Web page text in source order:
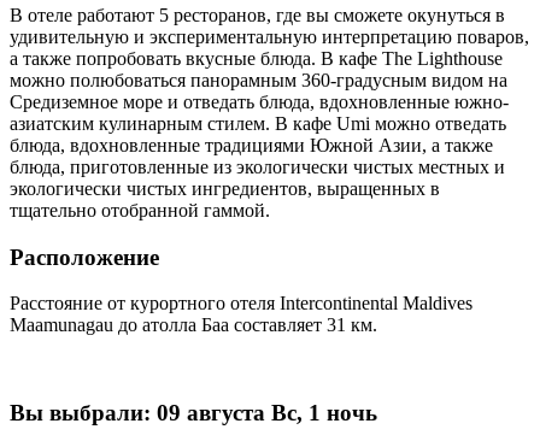
В отеле работают 5 ресторанов, где вы сможете окунуться в
удивительную и экспериментальную интерпретацию поваров,
а также попробовать вкусные блюда. В кафе The Lighthouse
можно полюбоваться панорамным 360-градусным видом на
Средиземное море и отведать блюда, вдохновленные южно-
азиатским кулинарным стилем. В кафе Umi можно отведать
блюда, вдохновленные традициями Южной Азии, а также
блюда, приготовленные из экологически чистых местных и
экологически чистых ингредиентов, выращенных в
тщательно отобранной гаммой.
Расположение
Расстояние от курортного отеля Intercontinental Maldives
Maamunagau до атолла Баа составляет 31 км.
Вы выбрали: 09 августа Вс, 1 ночь